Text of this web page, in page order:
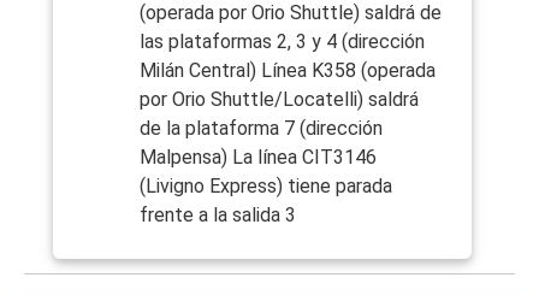
(operada por Orio Shuttle) saldrá de
las plataformas 2, 3 y 4 (dirección
Milán Central) Línea K358 (operada
por Orio Shuttle/Locatelli) saldrá
de la plataforma 7 (dirección
Malpensa) La línea CIT3146
(Livigno Express) tiene parada
frente a la salida 3